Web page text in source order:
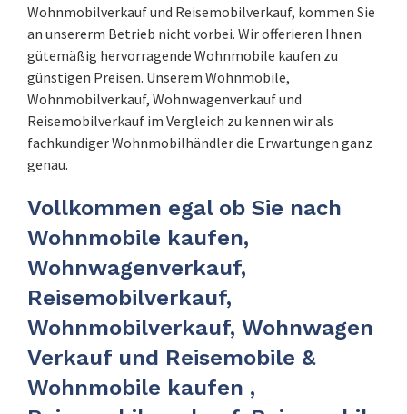
Wohnmobilverkauf und Reisemobilverkauf, kommen Sie
an unsererm Betrieb nicht vorbei. Wir offerieren Ihnen
gütemäßig hervorragende Wohnmobile kaufen zu
günstigen Preisen. Unserem Wohnmobile,
Wohnmobilverkauf, Wohnwagenverkauf und
Reisemobilverkauf im Vergleich zu kennen wir als
fachkundiger Wohnmobilhändler die Erwartungen ganz
genau.
Vollkommen egal ob Sie nach
Wohnmobile kaufen,
Wohnwagenverkauf,
Reisemobilverkauf,
Wohnmobilverkauf, Wohnwagen
Verkauf und Reisemobile &
Wohnmobile kaufen ,